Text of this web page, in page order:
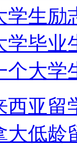
学生励
学毕业
个大学
西亚留
大低龄